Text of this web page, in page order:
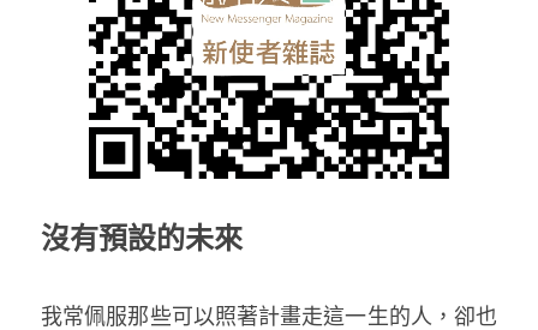
沒有預設的未來
我常佩服那些可以照著計畫走這一生的人，卻也